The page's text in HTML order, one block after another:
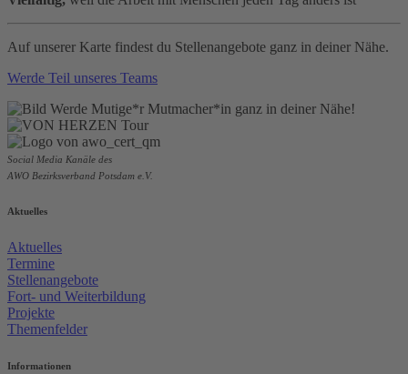
Auf unserer Karte findest du Stellenangebote ganz in deiner Nähe.
Werde Teil unseres Teams
Social Media Kanäle des
AWO Bezirksverband Potsdam e.V.
Aktuelles
Aktuelles
Termine
Stellenangebote
Fort- und Weiterbildung
Projekte
Themenfelder
Informationen